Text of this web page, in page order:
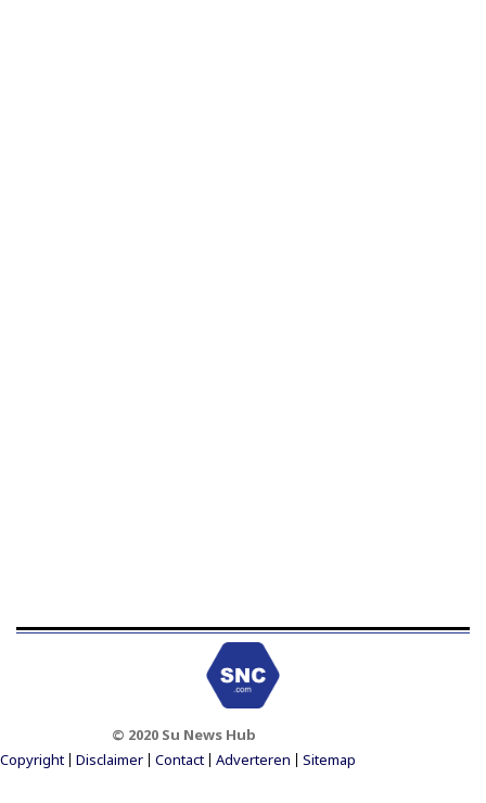
© 2020 Su News Hub
Footer Menu
Copyright Disclaimer Contact Adverteren Sitemap